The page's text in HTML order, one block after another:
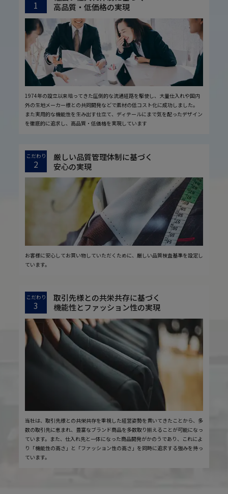
1
高品質・低価格の実現
1974年の設立以来培ってきた圧倒的な流通経路を駆使し、大量仕入れや国内
外の生地メーカー様との共同開発などで素材の低コスト化に成功しました。
また実用的な機能性を生み出す仕立て、ディテールにまで気を配ったデザイン
を徹底的に追求し、高品質・低価格を実現しています
こだわり
2
厳しい品質管理体制に基づく
安心の実現
お客様に安心してお買い物していただくために、厳しい品質検査基準を設定し
ています。
こだわり
3
取引先様との共栄共存に基づく
機能性とファッション性の実現
当社は、取引先様との共栄共存を重視した経営姿勢を貫いてきたことから、多
数の取引先に恵まれ、豊富なブランド商品を多数取り揃えることが可能になっ
ています。また、仕入れ先と一体になった商品開発がかのうであり、これによ
り「機能性の高さ」と「ファッション性の高さ」を同時に追求する強みを持っ
ています。